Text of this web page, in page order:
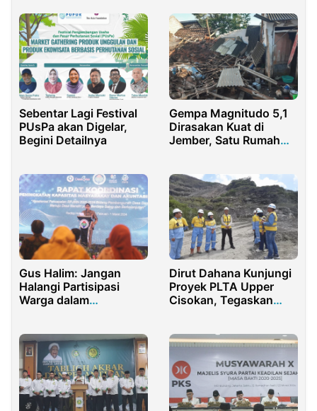
Sebentar Lagi Festival
PUsPa akan Digelar,
Begini Detailnya
Gempa Magnitudo 5,1
Dirasakan Kuat di
Jember, Satu Rumah
Gus Halim: Jangan
Halangi Partisipasi
Warga dalam
Dirut Dahana Kunjungi
Proyek PLTA Upper
Cisokan, Tegaskan